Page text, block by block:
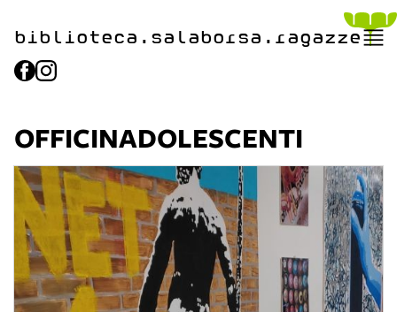
biblioteca.​salaborsa.ragazze
OFFICINADOLESCENTI